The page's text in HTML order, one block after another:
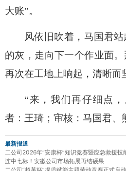
大账”。
风依旧吹着，马国君
的灰，走向下一个作业面。
再次在工地上响起，清晰而
“来，我们再仔细点
者：王琦；审核：马国君、
最新报道
二公司2026年“安康杯”知识竞赛暨应急救援技
连中七标！安徽公司市场拓展再结硕果